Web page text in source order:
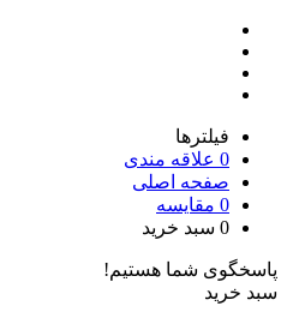
فیلترها
0 علاقه مندی
صفحه اصلی
0 مقایسه
0 سبد خرید
پاسخگوی شما هستیم!
سبد خرید